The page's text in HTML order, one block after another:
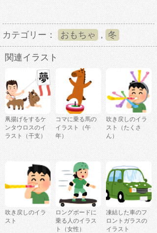
カテゴリー： おもちゃ , 冬
関連イラスト
凧揚げをするケ
ンタウロスのイ
ラスト（干支）
コマに乗る馬の
イラスト（午
年）
吹き戻しのイラ
スト（たくさ
ん）
吹き戻しのイラ
スト
ロングボードに
乗る人のイラス
ト（女性）
凍結した車のフ
ロントガラスの
イラスト